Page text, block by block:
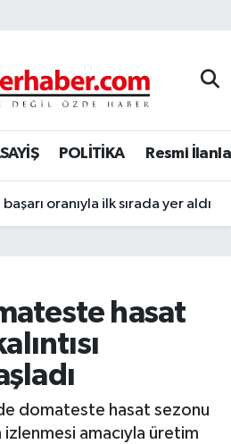
POLİTİKA Resmi
oranıyla ilk sırada yer aldı
hasat
domateste hasat sezonu
izlenmesi amacıyla üretim